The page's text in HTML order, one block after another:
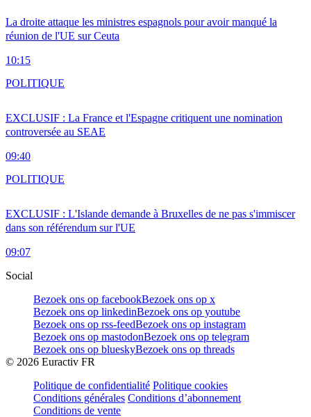
La droite attaque les ministres espagnols pour avoir manqué la
réunion de l'UE sur Ceuta
10:15
EXCLUSIF : La France et l'Espagne critiquent une nomination
controversée au SEAE
09:40
POLITIQUE
EXCLUSIF : L'Islande demande à Bruxelles de ne pas s'immiscer
dans son référendum sur l'UE
09:07
POLITIQUE
Social
Bezoek ons op facebookBezoek ons op x
Bezoek ons op linkedinBezoek ons op youtube
Bezoek ons op rss-feedBezoek ons op instagram
Bezoek ons op mastodonBezoek ons op telegram
Bezoek ons op blueskyBezoek ons op threads
© 2026 Euractiv FR
Politique de confidentialité Politique cookies
Conditions générales Conditions d’abonnement
Conditions de vente